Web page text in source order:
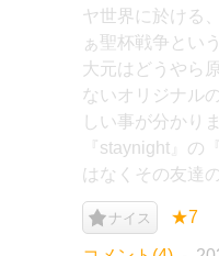
ヤ世界に於ける
ぁ聖杯戦争とい
大元はどうやら
ないオリジナル
しい事が分かり
『staynight』の
はなくその友達
ナイス ★7